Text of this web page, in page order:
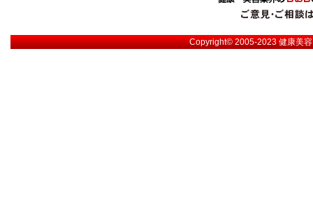
Copyright© 2005-2023健康美